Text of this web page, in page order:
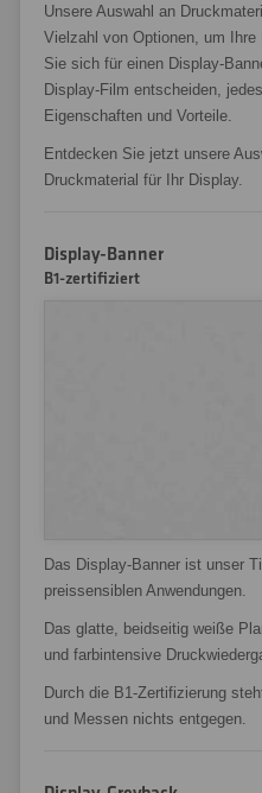
Unsere Auswahl an
Vielzahl von Optionen, um
Sie sich für einen Display-
Display-Film entscheiden,
Eigenschaften und Vorteile.
Entdecken Sie jetzt unsere
Druckmaterial für Ihr Display.
Display-Banner
B1-zertifiziert
Das Display-Banner ist unser
preissensiblen Anwendungen.
Das glatte, beidseitig weiße
und farbintensive
Durch die B1-Zertifizierung
und Messen nichts entgegen.